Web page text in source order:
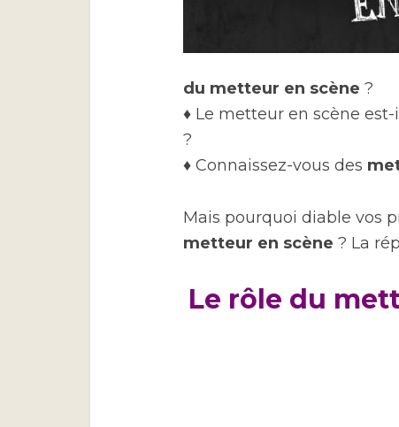
du metteur en scène ?
♦ Le metteur en scène est-
?
♦ Connaissez-vous des
Mais pourquoi diable vos
metteur en scène ? La
Le rôle du